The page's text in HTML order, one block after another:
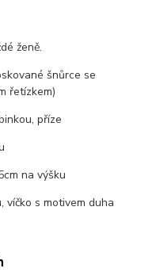
ženě.
šnůrce se
řetízkem)
příze
na výšku
víčko s motivem duha